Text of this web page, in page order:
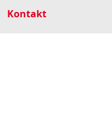
Kontakt